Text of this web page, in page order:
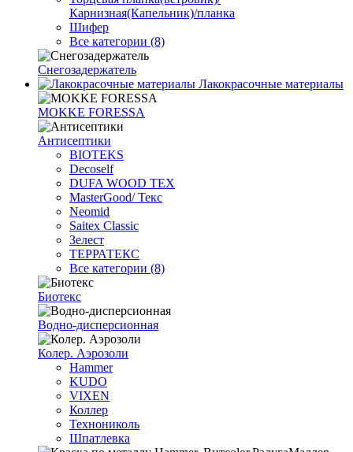
Карнизная(Капельник)/планка
Шифер
Все категории (8)
Снегозадержатель
Лакокрасочные материалы
MOKKE FORESSA
Антисептики
BIOTEKS
Decoself
DUFA WOOD TEX
MasterGood/ Текс
Neomid
Saitex Classic
Зелест
ТЕРРАТЕКС
Все категории (8)
Биотекс
Водно-дисперсионная
Колер. Аэрозоли
Hammer
KUDO
VIXEN
Коллер
Технониколь
Шпатлевка